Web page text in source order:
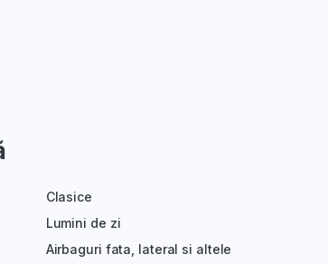
Clasice
Lumini de zi
Airbaguri fata, lateral si altele